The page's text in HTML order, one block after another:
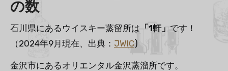
の数
石川県にあるウイスキー蒸留所は 「1軒」 です！
（2024年9月現在、出典： JWIC)
金沢市にあるオリエンタル金沢蒸溜所です。